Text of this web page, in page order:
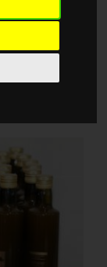
Heimat
besonderen